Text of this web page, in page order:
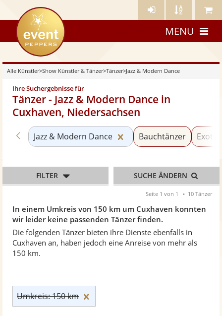
Künstler- Künstler Meine
eventpeppers
MENU
Alle Künstler>Show Künstler & Tänzer>Tänzer>Jazz & Modern Dance
Ihre Suchergebnisse für
Tänzer - Jazz & Modern Dance in
Cuxhaven, Niedersachsen
In einem Umkreis von 150 km um Cuxhaven konnten
wir leider keine passenden Tänzer finden.
Die folgenden Tänzer bieten ihre Dienste ebenfalls in
Cuxhaven an, haben jedoch eine Anreise von mehr als
150 km.
Zurück zu «Tänzer»
Jazz & Modern Dance Kategorie «Jazz &
Bauchtänzer
Umkreis: 150 km
FILTER SUCHE ÄNDERN
Seite 1 von 1 10 Tänzer